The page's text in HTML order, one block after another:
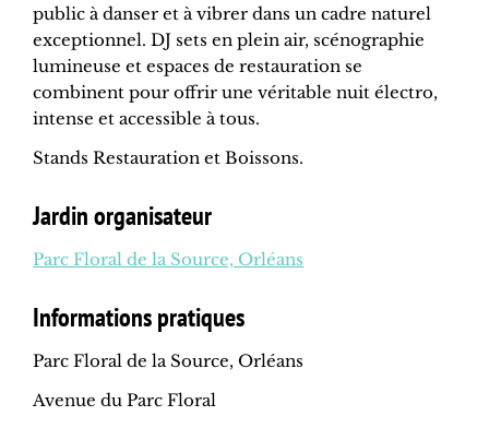
public à danser et à vibrer dans un cadre naturel
exceptionnel. DJ sets en plein air, scénographie
lumineuse et espaces de restauration se
combinent pour offrir une véritable nuit électro,
intense et accessible à tous.
Stands Restauration et Boissons.
Jardin organisateur
Parc Floral de la Source, Orléans
Informations pratiques
Parc Floral de la Source, Orléans
Avenue du Parc Floral